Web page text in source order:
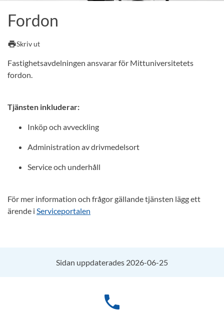
Fordon
printSkriv ut
Fastighetsavdelningen ansvarar för Mittuniversitetets
fordon.
Tjänsten inkluderar:
Inköp och avveckling
Administration av drivmedelsort
Service och underhåll
För mer information och frågor gällande tjänsten lägg ett
ärende i Serviceportalen
Sidan uppdaterades 2026-06-25
phone